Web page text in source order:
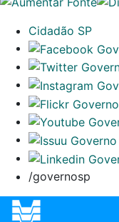
Cidadão SP
/governosp